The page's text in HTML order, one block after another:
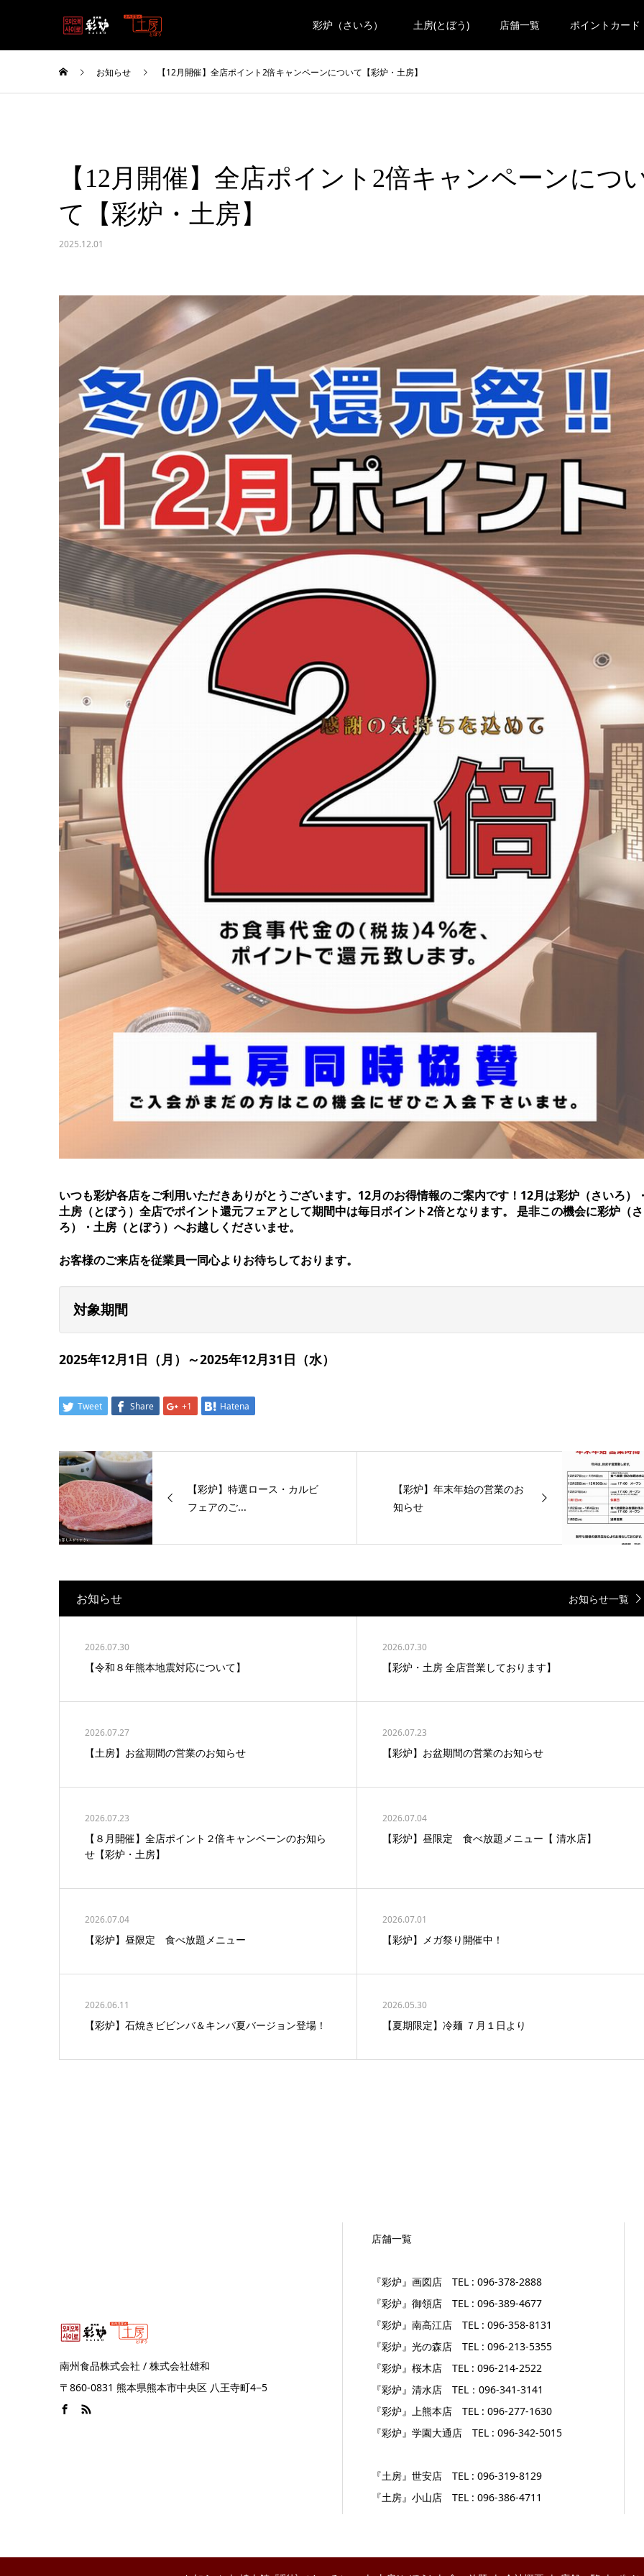
彩炉（さいろ） 土房(とぼう) 店舗一覧 ポイントカード
お知らせ 【12月開催】全店ポイント2倍キャンペーンについて【彩炉・土房】
【12月開催】全店ポイント2倍キャンペーンにつ
て【彩炉・土房】
2025.12.01
いつも彩炉各店をご利用いただきありがとうございます。12月のお得情報のご案内です！12月は彩炉（さいろ）・
土房（とぼう）全店でポイント還元フェアとして期間中は毎日ポイント2倍となります。 是非この機会に彩炉（
ろ）・土房（とぼう）へお越しくださいませ。
お客様のご来店を従業員一同心よりお待ちしております。
対象期間
2025年12月1日（月）～2025年12月31日（水）
Tweet Share +1 Hatena
【彩炉】特選ロース・カルビ
フェアのご...
【彩炉】年末年始の営業のお
知らせ
お知らせ お知らせ一覧
2026.07.30
【令和８年熊本地震対応について】
2026.07.30
【彩炉・土房 全店営業しております】
2026.07.27
【土房】お盆期間の営業のお知らせ
2026.07.23
【彩炉】お盆期間の営業のお知らせ
2026.07.23
【８月開催】全店ポイント２倍キャンペーンのお知ら
せ【彩炉・土房】
2026.07.04
【彩炉】昼限定 食べ放題メニュー【 清水店】
2026.07.04
【彩炉】昼限定 食べ放題メニュー
2026.07.01
【彩炉】メガ祭り開催中！
2026.06.11
【彩炉】石焼きビビンバ＆キンパ夏バージョン登場！
2026.05.30
【夏期限定】冷麺 ７月１日より
南州食品株式会社 / 株式会社雄和
〒860-0831 熊本県熊本市中央区 八王寺町4−5
店舗一覧
『彩炉』画図店 TEL : 096-378-2888
『彩炉』御領店 TEL : 096-389-4677
『彩炉』南高江店 TEL : 096-358-8131
『彩炉』光の森店 TEL : 096-213-5355
『彩炉』桜木店 TEL : 096-214-2522
『彩炉』清水店 TEL：096-341-3141
『彩炉』上熊本店 TEL : 096-277-1630
『彩炉』学園大通店 TEL : 096-342-5015
『土房』世安店 TEL : 096-319-8129
『土房』小山店 TEL : 096-386-4711